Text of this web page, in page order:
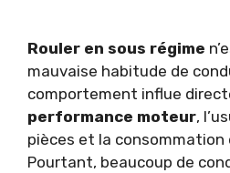
Rouler en sous régime
mauvaise habitude de
comportement influe
performance moteur,
pièces et la consommation
Pourtant, beaucoup de